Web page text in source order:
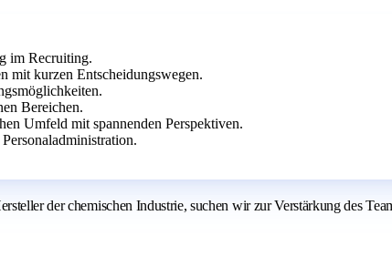
im Recruiting.
mit kurzen Entscheidungswegen.
Bereichen.
Umfeld mit spannenden Perspektiven.
der chemischen Industrie, suchen wir zur Verstärkung des